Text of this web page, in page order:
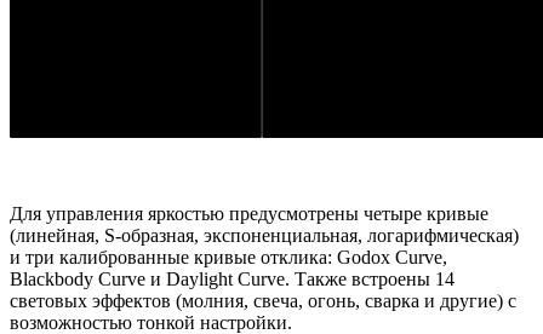
Для управления яркостью предусмотрены четыре кривые
(линейная, S‑образная, экспоненциальная, логарифмическая)
и три калиброванные кривые отклика: Godox Curve,
Blackbody Curve и Daylight Curve. Также встроены 14
световых эффектов (молния, свеча, огонь, сварка и другие) с
возможностью тонкой настройки.